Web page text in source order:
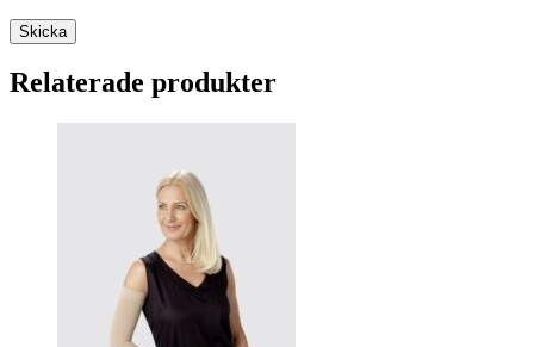
Skicka
Relaterade produkter